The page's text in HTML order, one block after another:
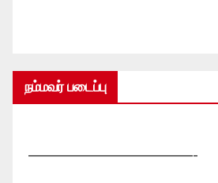
நம்மவர் படைப்பு
—————————————-